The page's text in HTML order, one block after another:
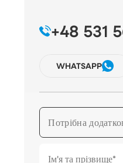
+48 531
WHATSAPP
Потрібна